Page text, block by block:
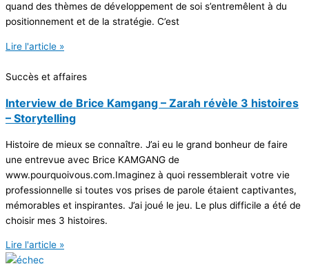
quand des thèmes de développement de soi s’entremêlent à du
positionnement et de la stratégie. C’est
Lire l'article »
Succès et affaires
Interview de Brice Kamgang – Zarah révèle 3 histoires
– Storytelling
Histoire de mieux se connaître. J’ai eu le grand bonheur de faire
une entrevue avec Brice KAMGANG de
www.pourquoivous.com.Imaginez à quoi ressemblerait votre vie
professionnelle si toutes vos prises de parole étaient captivantes,
mémorables et inspirantes. J’ai joué le jeu. Le plus difficile a été de
choisir mes 3 histoires.
Lire l'article »